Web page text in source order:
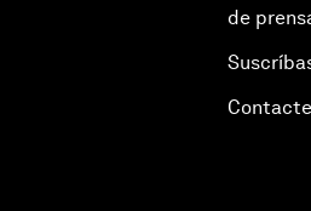
de